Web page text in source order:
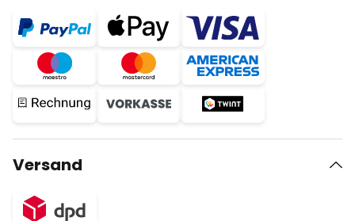
Versand